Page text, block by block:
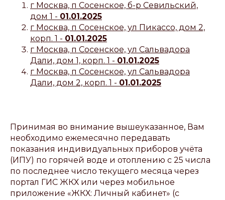
г Москва, п Сосенское, б-р Севильский,
дом 1 - 01.01.2025
г Москва, п Сосенское, ул Пикассо, дом 2,
корп. 1 - 01.01.2025
г Москва, п Сосенское, ул Сальвадора
Дали, дом 1, корп. 1 - 01.01.2025
г Москва, п Сосенское, ул Сальвадора
Дали, дом 2, корп. 1 - 01.01.2025
Принимая во внимание вышеуказанное, Вам
необходимо ежемесячно передавать
показания индивидуальных приборов учёта
(ИПУ) по горячей воде и отоплению с 25 числа
по последнее число текущего месяца через
портал ГИС ЖКХ или через мобильное
приложение «ЖКХ: Личный кабинет» (с